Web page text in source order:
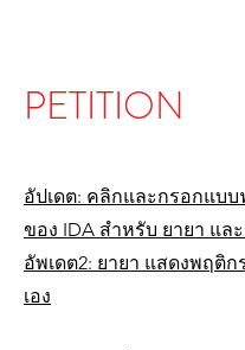
PETITION
อัปเดต: คลิกและกรอกแบ
ของ IDA สำหรับ ยายา และ
อัพเดต2: ยายา แสดงพฤติ
เอง